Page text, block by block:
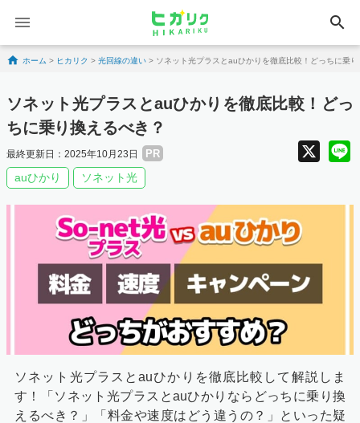
search
Skip to content
ホーム > ヒカリク > 光回線の違い > ソネット光プラスとauひかりを徹底比較！どっちに乗
ソネット光プラスとauひかりを徹底比較！どっ
ちに乗り換えるべき？
最終更新日：2025年10月23日 PR X
auひかり ソネット光
ソネット光プラスとauひかりを徹底比較して解説しま
す！「ソネット光プラスとauひかりならどっちに乗り換
えるべき？」「料金や速度はどう違うの？」といった疑